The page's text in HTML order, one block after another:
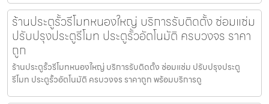
ร้านประตูรั้วรีโมทหนองใหญ่ บริการรับติดตั้ง ซ่อมแซ่ม
ปรับปรุงประตูรีโมท ประตูรั้วอัตโนมัติ ครบวงจร ราคา
ถูก
ร้านประตูรั้วรีโมทหนองใหญ่ บริการรับติดตั้ง ซ่อมแซ่ม ปรับปรุงประตู
รีโมท ประตูรั้วอัตโนมัติ ครบวงจร ราคาถูก พร้อมบริการดู